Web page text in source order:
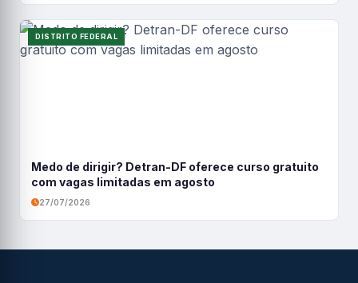
DISTRITO FEDERAL
Medo de dirigir? Detran-DF oferece curso gratuito
com vagas limitadas em agosto
27/07/2026